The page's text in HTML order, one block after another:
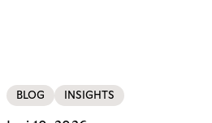
BLOG INSIGHTS